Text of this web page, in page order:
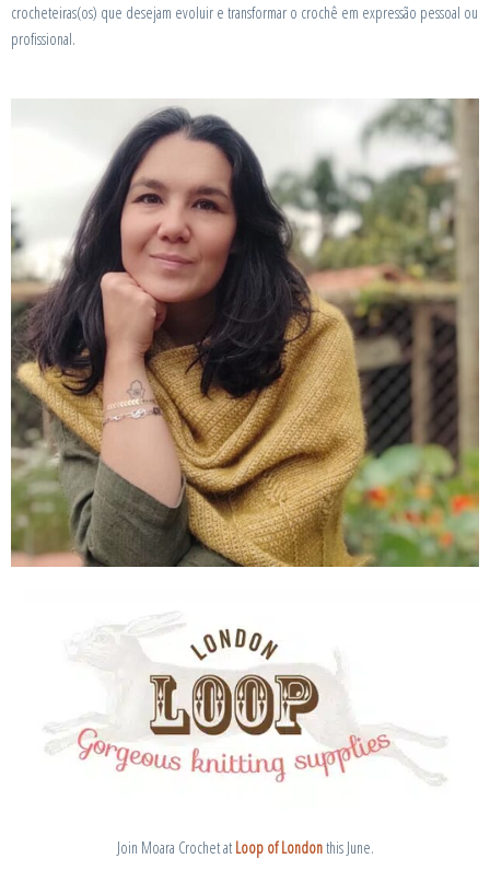
crocheteiras(os) que desejam evoluir e transformar o crochê em expressão pessoal ou
profissional.
Join Moara Crochet at Loop of Londonthis June.